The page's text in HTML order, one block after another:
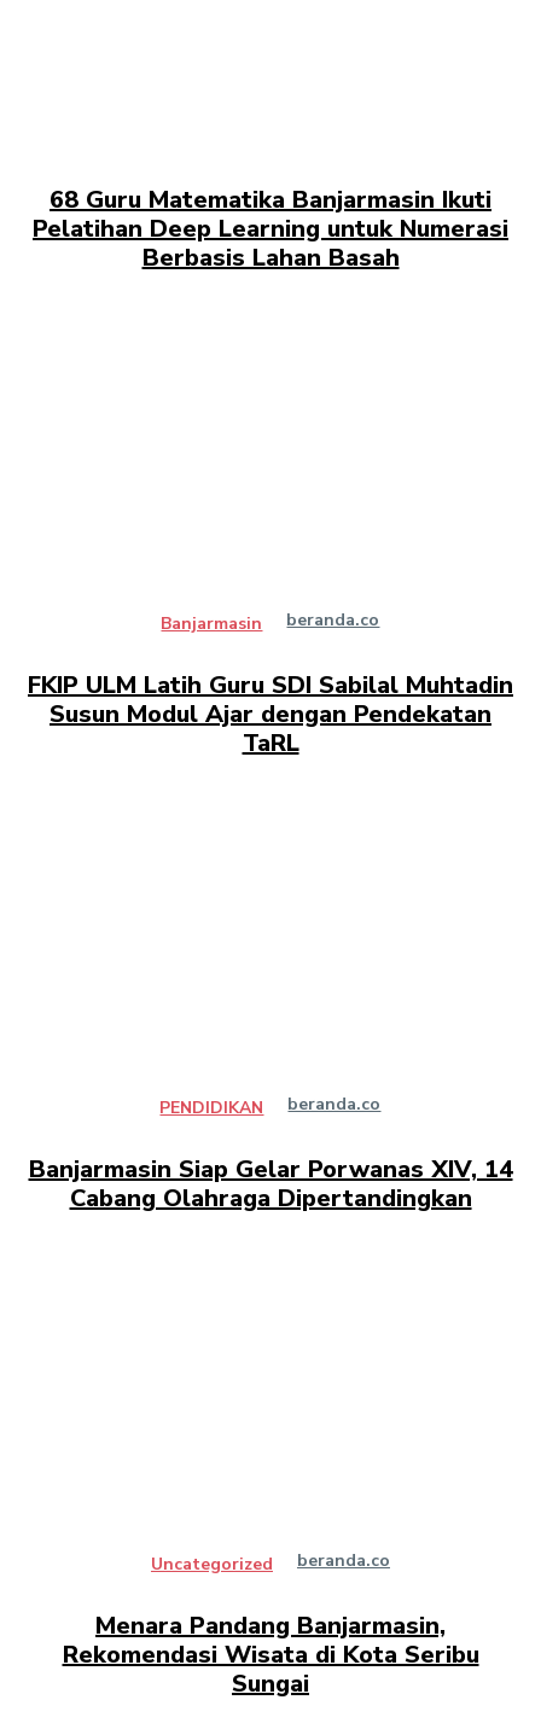
68 Guru Matematika Banjarmasin Ikuti
Pelatihan Deep Learning untuk Numerasi
Berbasis Lahan Basah
Banjarmasin beranda.co
FKIP ULM Latih Guru SDI Sabilal Muhtadin
Susun Modul Ajar dengan Pendekatan
TaRL
PENDIDIKAN beranda.co
Banjarmasin Siap Gelar Porwanas XIV, 14
Cabang Olahraga Dipertandingkan
Uncategorized beranda.co
Menara Pandang Banjarmasin,
Rekomendasi Wisata di Kota Seribu
Sungai